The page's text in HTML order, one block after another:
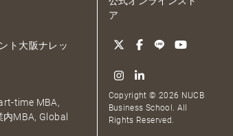
ト大阪ナレッ
time MBA,
MBA, Global
ア
Copyright © 2026 NUCB
Business School. All
Rights Reserved.